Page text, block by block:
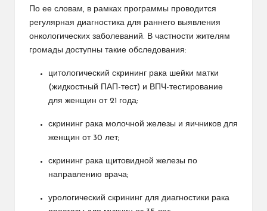
По ее словам, в рамках программы проводится
регулярная диагностика для раннего выявления
онкологических заболеваний. В частности жителям
громады доступны такие обследования:
цитологический скрининг рака шейки матки
(жидкостный ПАП-тест) и ВПЧ-тестирование
для женщин от 21 года;
скрининг рака молочной железы и яичников для
женщин от 30 лет;
скрининг рака щитовидной железы по
направлению врача;
урологический скрининг для диагностики рака